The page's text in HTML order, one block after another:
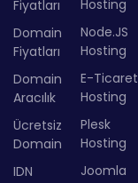
Fiyatları
Domain
Fiyatları
Domain
Aracılık
Ücretsiz
Domain
IDN
Hosting
Node.JS
Hosting
E-Ticaret
Hosting
Plesk
Hosting
Joomla